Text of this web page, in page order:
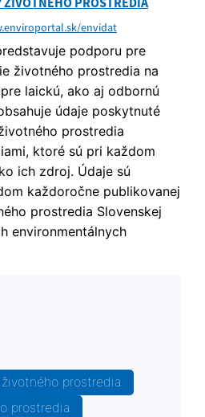
envidat
podporu pre
životného prostredia na
laickú, ako aj odbornú
údaje poskytnuté
prostredia
ktoré sú pri každom
ich zdroj. Údaje sú
každoročne publikovanej
prostredia Slovenskej
environmentálnych
prostredia
prostredia